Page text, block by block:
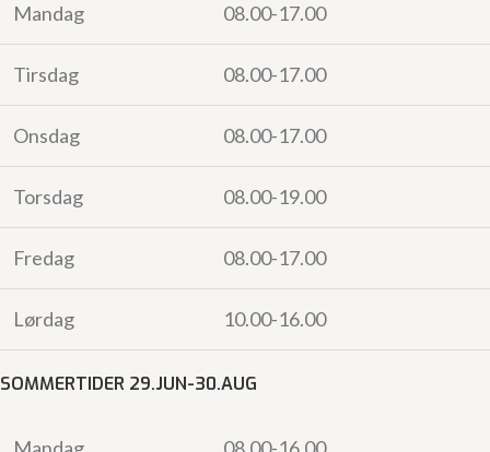
Mandag 08.00-17.00
Tirsdag 08.00-17.00
Onsdag 08.00-17.00
Torsdag 08.00-19.00
Fredag 08.00-17.00
Lørdag 10.00-16.00
SOMMERTIDER 29.JUN-30.AUG